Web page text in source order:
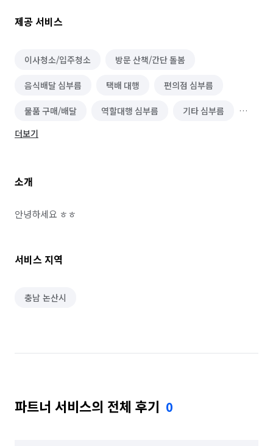
제공 서비스
이사청소/입주청소 방문 산책/간단 돌봄
음식배달 심부름 택배 대행 편의점 심부름
물품 구매/배달 역할대행 심부름 기타 심부름
마트장보기 심부름
하객 대행
등하원 도우미
더보기
소개
안녕하세요 ㅎㅎ
서비스 지역
충남 논산시
파트너 서비스의 전체 후기 0